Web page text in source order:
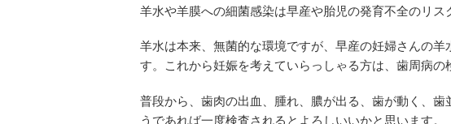
羊水や羊膜への細菌感染は早産や胎児の発育不全のリス
羊水は本来、無菌的な環境ですが、早産の妊婦さんの
す。これから妊娠を考えていらっしゃる方は、歯周病の
普段から、歯肉の出血、腫れ、膿が出る、歯が動く、
うであれば一度検査されるとよろしいいかと思います。